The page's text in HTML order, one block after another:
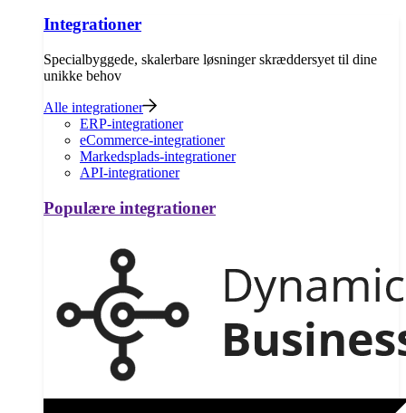
Integrationer
Specialbyggede, skalerbare løsninger skræddersyet til dine
unikke behov
Alle integrationer
ERP-integrationer
eCommerce-integrationer
Markedsplads-integrationer
API-integrationer
Populære integrationer